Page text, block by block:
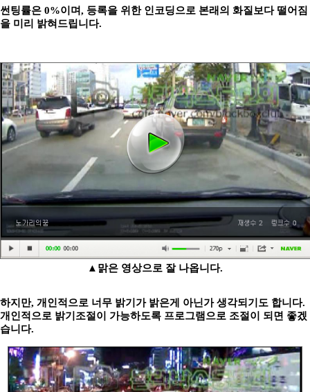
썬팅률은 0%이며, 등록을 위한 인코딩으로 본래의 화질보다 떨어짐
을 미리 밝혀드립니다.
▲맑은 영상으로 잘 나옵니다.
하지만, 개인적으로 너무 밝기가 밝은게 아닌가 생각되기도 합니다.
개인적으로 밝기조절이 가능하도록 프로그램으로 조절이 되면 좋겠
습니다.